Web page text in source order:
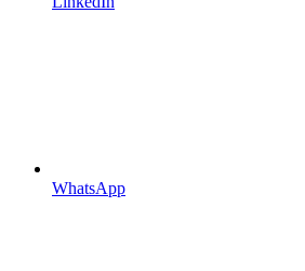
WhatsApp